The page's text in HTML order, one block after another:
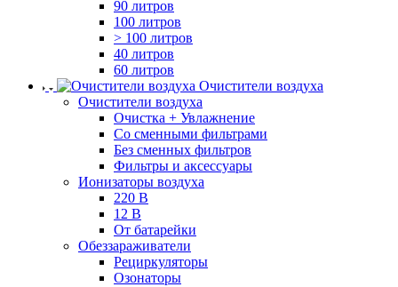
90 литров
100 литров
> 100 литров
40 литров
60 литров
Очистители воздуха
Очистители воздуха
Очистка + Увлажнение
Cо сменными фильтрами
Без сменных фильтров
Фильтры и аксессуары
Ионизаторы воздуха
220 В
12 В
От батарейки
Обеззараживатели
Рециркуляторы
Озонаторы